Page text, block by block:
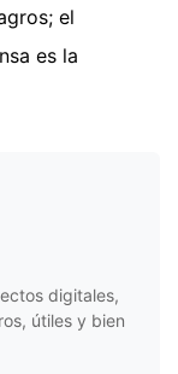
el
es la
digitales,
útiles y bien